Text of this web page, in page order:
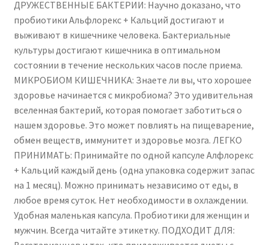
Capsules
ДРУЖЕСТВЕННЫЕ БАКТЕРИИ: Научно доказано, что
пробиотики Альфлорекс + Кальций достигают и
выживают в кишечнике человека. Бактериальные
культуры достигают кишечника в оптимальном
состоянии в течение нескольких часов после приема.
МИКРОБИОМ КИШЕЧНИКА: Знаете ли вы, что хорошее
здоровье начинается с микробиома? Это удивительная
вселенная бактерий, которая помогает заботиться о
нашем здоровье. Это может повлиять на пищеварение,
обмен веществ, иммунитет и здоровье мозга. ЛЕГКО
ПРИНИМАТЬ: Принимайте по одной капсуле Алфлорекс
+ Кальций каждый день (одна упаковка содержит запас
на 1 месяц). Можно принимать независимо от еды, в
любое время суток. Нет необходимости в охлаждении.
Удобная маленькая капсула. Пробиотики для женщин и
мужчин. Всегда читайте этикетку. ПОДХОДИТ ДЛЯ: